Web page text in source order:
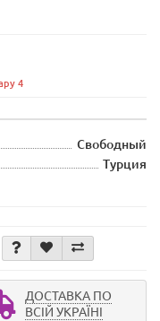
4
Свободный
Турция
ДОСТАВКА ПО
ВСІЙ УКРАЇНІ